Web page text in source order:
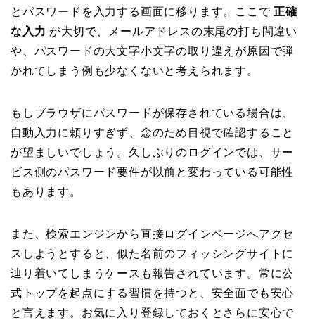
とパスワードを入力する画面に移ります。ここで 正確
な入力 が大切で、メールアドレスの末尾の打ち間違い
や、パスワードの大文字小文字の取り違えが原因で弾
かれてしまう例も少なくないと考えられます。
もしブラウザにパスワードが保存されている場合は、
自動入力に頼りすぎず、念のため目視で確認すること
が望ましいでしょう。久しぶりのログインでは、サー
ビス側のパスワード要件が以前と変わっている可能性
もあります。
また、検索エンジンから直接ログインページへアクセ
スしようとすると、似た名前のフィッシングサイトに
辿り着いてしまうケースも報告されています。常に公
式トップを起点にする習慣を持つと、安全面でも安心
と言えます。お気に入り登録しておくとさらに安心で